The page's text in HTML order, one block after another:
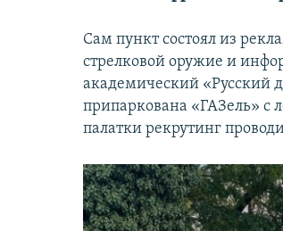
Сам пункт состоял из
стрелковой оружие и
академический «Русский
припаркована «ГАЗель» с
палатки рекрутинг